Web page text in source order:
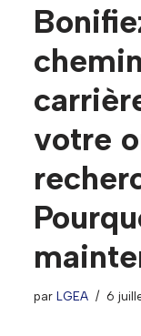
votre
parLGEA 6